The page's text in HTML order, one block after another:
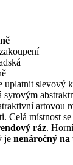
uplatnit slevový
syrovým
artovou
Celá místnost
ráz.
je nenáročný na